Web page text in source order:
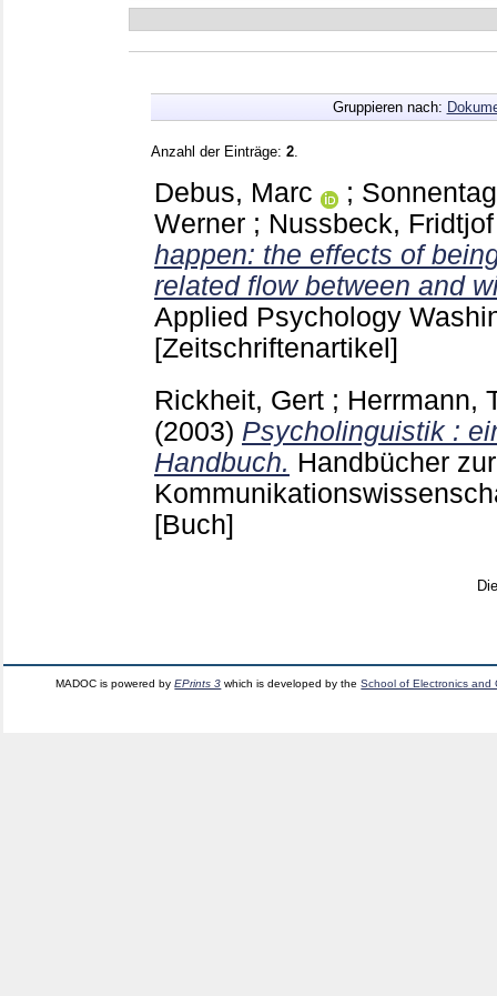
Gruppieren nach:
Anzahl der Einträge: 2
Debus, Marc ;
Werner ; Nussbeck,
happen: the effects of
related flow between and
Applied Psychology
[Zeitschriftenartikel]
Rickheit, Gert ; Herrmann,
(2003) Psycholinguistik :
Handbuch. Handbücher
[Buch]
MADOC is powered byEPrints 3 which is developed by theSchool of Electronics and